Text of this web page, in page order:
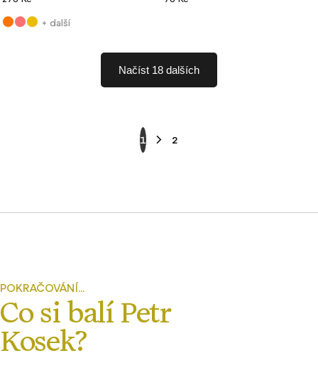
+ další
Načíst 18 dalších
1 2
POKRAČOVÁNÍ...
Co si balí Petr
Kosek?